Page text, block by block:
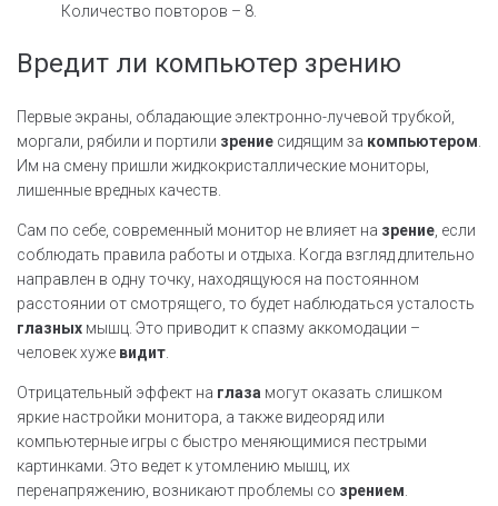
Количество повторов – 8.
Вредит ли компьютер зрению
Первые экраны, обладающие электронно-лучевой трубкой,
моргали, рябили и портили зрение сидящим за компьютером
Им на смену пришли жидкокристаллические мониторы,
лишенные вредных качеств.
Сам по себе, современный монитор не влияет на зрение , если
соблюдать правила работы и отдыха. Когда взгляд длительно
направлен в одну точку, находящуюся на постоянном
расстоянии от смотрящего, то будет наблюдаться усталость
глазных мышц. Это приводит к спазму аккомодации –
человек хуже видит
Отрицательный эффект на глаза могут оказать слишком
яркие настройки монитора, а также видеоряд или
компьютерные игры с быстро меняющимися пестрыми
картинками. Это ведет к утомлению мышц, их
перенапряжению, возникают проблемы со зрением